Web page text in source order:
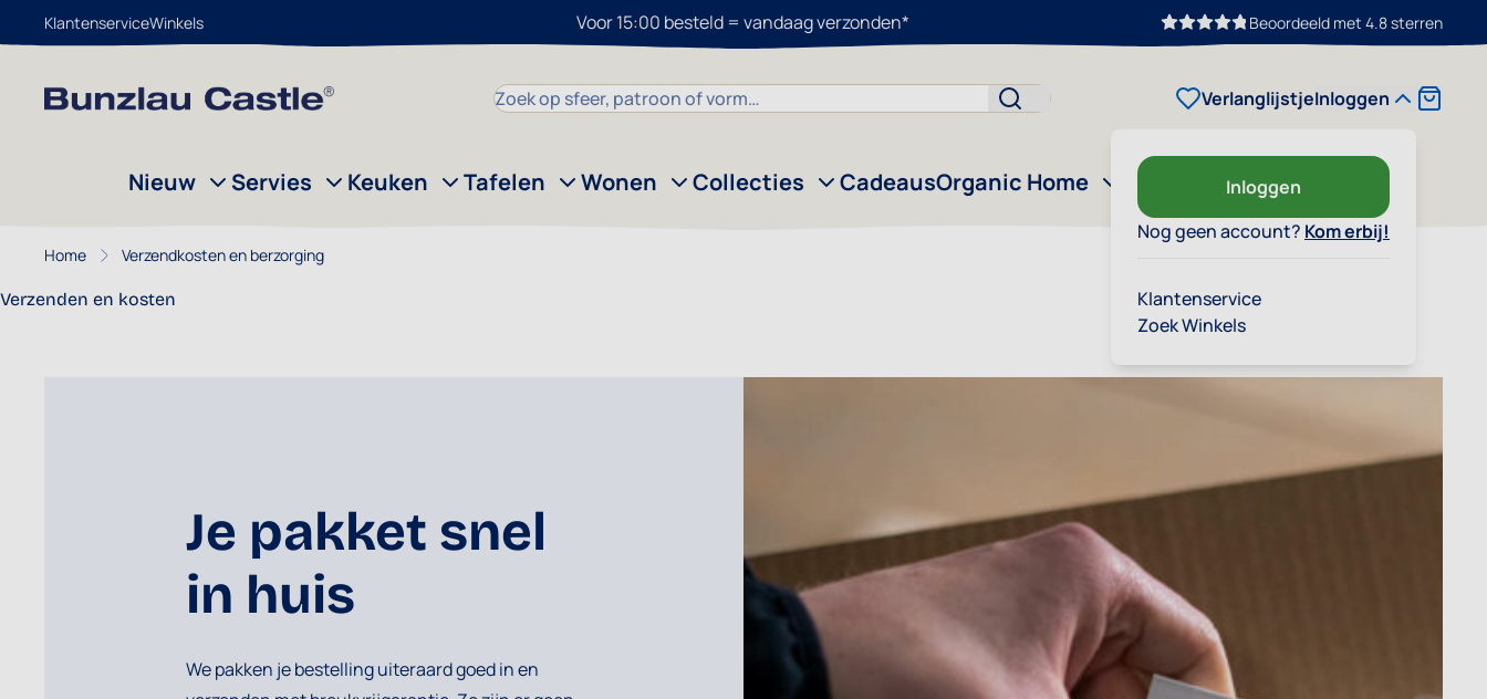
KlantenserviceWinkels Voor 15:00 besteld = vandaag verzonden* Beoordeeld met 4.8 sterren
Zoek
VerlanglijstjeInloggen
Inloggen
Nog geen account? Kom erbij!
Klantenservice
Zoek Winkels
Cart
Nieuw Servies Keuken Tafelen Wonen Collecties CadeausOrganic Home Ons verhaal
Home Verzendkosten en berzorging
Verzenden en kosten
Je pakket snel
in huis
We pakken je bestelling uiteraard goed in en